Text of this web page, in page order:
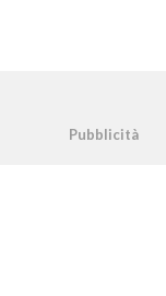
Pubblicità